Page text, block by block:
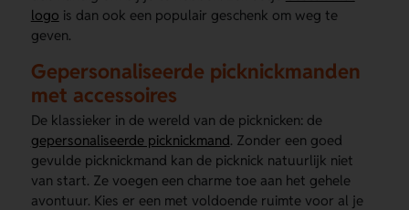
logo is dan ook een populair geschenk om weg te
geven.
Gepersonaliseerde picknickmanden
met accessoires
De klassieker in de wereld van de picknicken: de
gepersonaliseerde picknickmand. Zonder een goed
gevulde picknickmand kan de picknick natuurlijk niet
van start. Ze voegen een charme toe aan het gehele
avontuur. Kies er een met voldoende ruimte voor al je